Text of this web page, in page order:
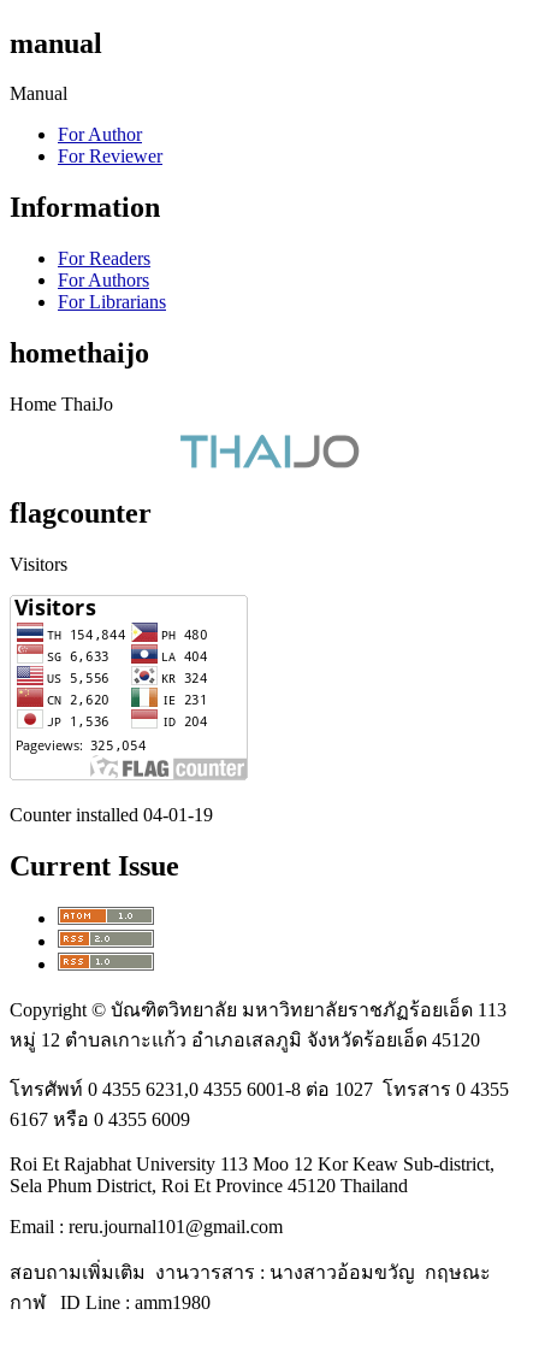
manual
Manual
For Author
For Reviewer
Information
For Readers
For Authors
For Librarians
homethaijo
Home ThaiJo
flagcounter
Visitors
Counter installed 04-01-19
Current Issue
Copyright © บัณฑิตวิทยาลัย มหาวิทยาลัยราชภัฏร้อยเอ็ด 113
หมู่ 12 ตำบลเกาะแก้ว อำเภอเสลภูมิ จังหวัดร้อยเอ็ด 45120
โทรศัพท์ 0 4355 6231,0 4355 6001-8 ต่อ 1027 โทรสาร 0 4355
6167 หรือ 0 4355 6009
Roi Et Rajabhat University 113 Moo 12 Kor Keaw Sub-district,
Sela Phum District, Roi Et Province 45120 Thailand
Email : reru.journal101@gmail.com
สอบถามเพิ่มเติม งานวารสาร : นางสาวอ้อมขวัญ กฤษณะ
กาฬ ID Line : amm1980